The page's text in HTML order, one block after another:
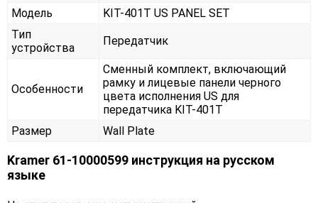
Модель
KIT-401T US PANEL SET
Тип
устройства
Передатчик
Особенности
Сменный комплект, включающий
рамку и лицевые панели черного
цвета исполнения US для
передатчика KIT-401T
Размер
Wall Plate
Kramer 61-10000599 инструкция на русском
языке